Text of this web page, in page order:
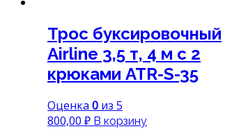
Трос буксировочный
Airline 3,5 т, 4 м с 2
крюками ATR-S-35
Оценка 0 из 5
800,00 ₽ В корзину